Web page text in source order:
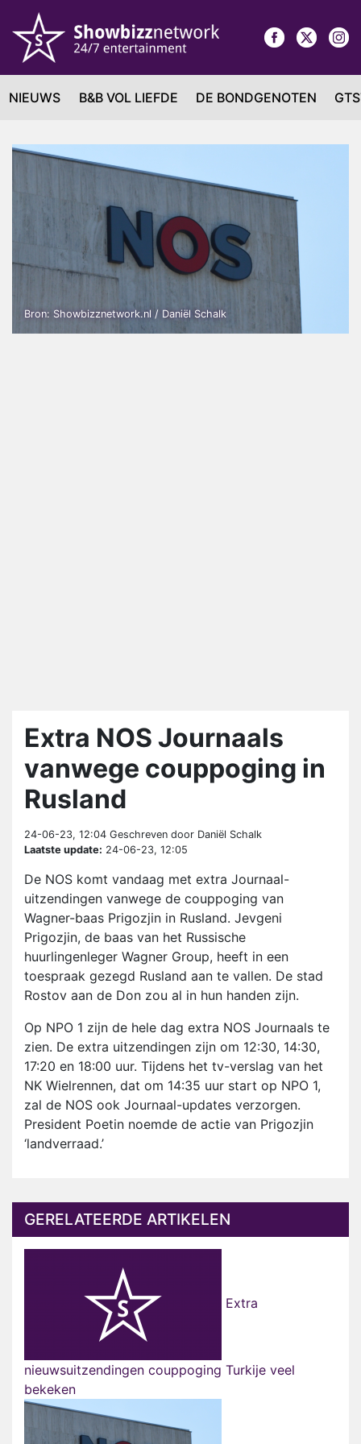
NIEUWS B&B VOL LIEFDE DE BONDGENOTEN
Bron: Showbizznetwork.nl / Daniël Schalk
Extra NOS Journaals
vanwege couppoging in
Rusland
24-06-23, 12:04 Geschreven door Daniël Schalk
Laatste update: 24-06-23, 12:05
De NOS komt vandaag met extra Journaal-
uitzendingen vanwege de couppoging van
Wagner-baas Prigozjin in Rusland. Jevgeni
Prigozjin, de baas van het Russische
huurlingenleger Wagner Group, heeft in een
toespraak gezegd Rusland aan te vallen. De stad
Rostov aan de Don zou al in hun handen zijn.
Op NPO 1 zijn de hele dag extra NOS Journaals te
zien. De extra uitzendingen zijn om 12:30, 14:30,
17:20 en 18:00 uur. Tijdens het tv-verslag van het
NK Wielrennen, dat om 14:35 uur start op NPO 1,
zal de NOS ook Journaal-updates verzorgen.
President Poetin noemde de actie van Prigozjin
‘landverraad.’
GERELATEERDE ARTIKELEN
Extra
nieuwsuitzendingen couppoging Turkije veel
bekeken